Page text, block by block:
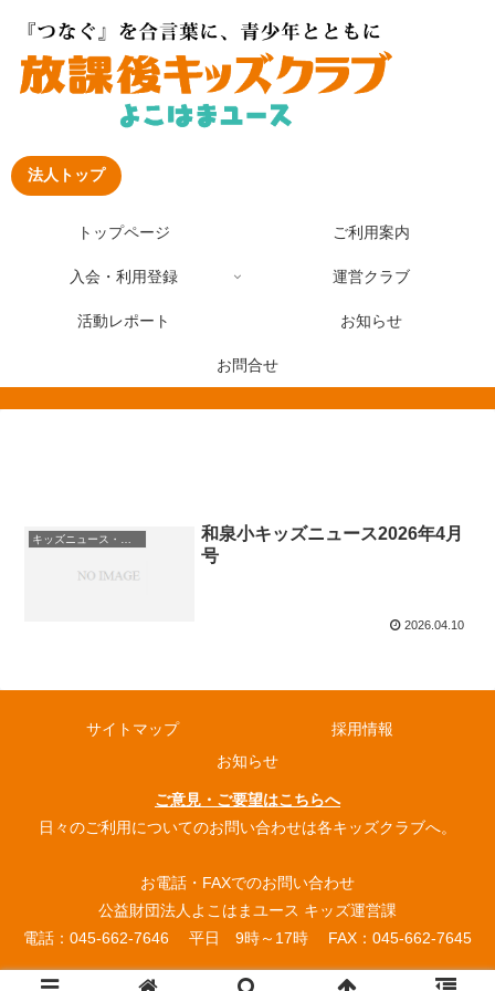
法人トップ
トップページ ご利用案内
入会・利用登録 運営クラブ
活動レポート お知らせ
お問合せ
キッズニュース・お知らせ
和泉小キッズニュース2026年4月
号
2026.04.10
サイトマップ
採用情報
お知らせ
ご意見・ご要望はこちらへ
日々のご利用についてのお問い合わせは各キッズクラブへ。
お電話・FAXでのお問い合わせ
公益財団法人よこはまユース キッズ運営課
電話：045-662-7646 平日 9時～17時 FAX：045-662-7645